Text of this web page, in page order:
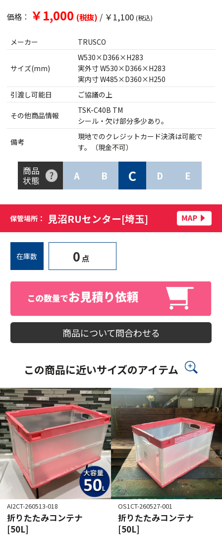
価格： ￥1,000 (税抜) / ￥1,100 (税込)
メーカー TRUSCO
サイズ(mm)
W530×D366×H283
実外寸 W530×D366×H283
実内寸 W485×D360×H250
引渡し可能日
ご協議の上
その他商品情報
TSK-C40B TM
シール・欠け部分多少あり。
備考
現地でのクレジットカード決済は可能で
す。（現金不可）
商品
状態
A B C D E
保管場所： 見沼RUセンター[埼玉]
在庫数 0 点
商品について問合わせる
この商品に近いサイズのアイテム
AI2CT-260513-018
折りたたみコンテナ
[50L]
OS1CT-260527-001
折りたたみコンテナ
[50L]